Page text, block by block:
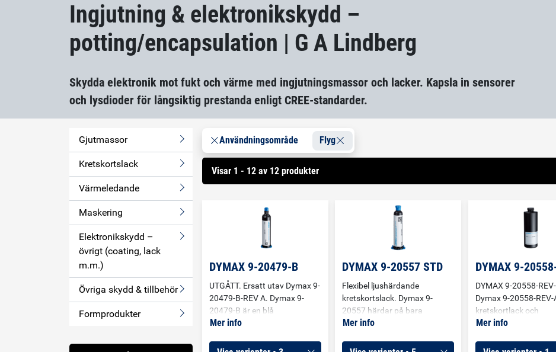
Ingjutning & elektronikskydd –
potting/encapsulation | G A Lindberg
Skydda elektronik mot fukt och värme med ingjutningsmassor och lacker. Kapsla in sensorer
och lysdioder för långsiktig prestanda enligt CREE-standarder.
Gjutmassor
Kretskortslack
Värmeledande
Maskering
Elektronikskydd –
övrigt (coating, lack
m.m.)
Övriga skydd & tillbehör
Formprodukter
Användningsområde Flyg
Visar 1 - 12 av 12 produkter
DYMAX 9-20479-B
UTGÅTT. Ersatt utav Dymax 9-
20479-B-REV A. Dymax 9-
20479-B är en blå
ljushärdande och tixotrop
Maskerar mot lödning eller
Mer info
DYMAX 9-20557 STD
Flexibel ljushärdande
kretskortslack. Dymax 9-
20557 härdar på bara
sekunder vid exponering för
framtagen för snabb
Mer info
DYMAX 9-
DYMAX 9-20558-
Dymax 9-20558-REV-
kretskortlack och
inkapslingsmedel som
samt har en sekundär
Mer info